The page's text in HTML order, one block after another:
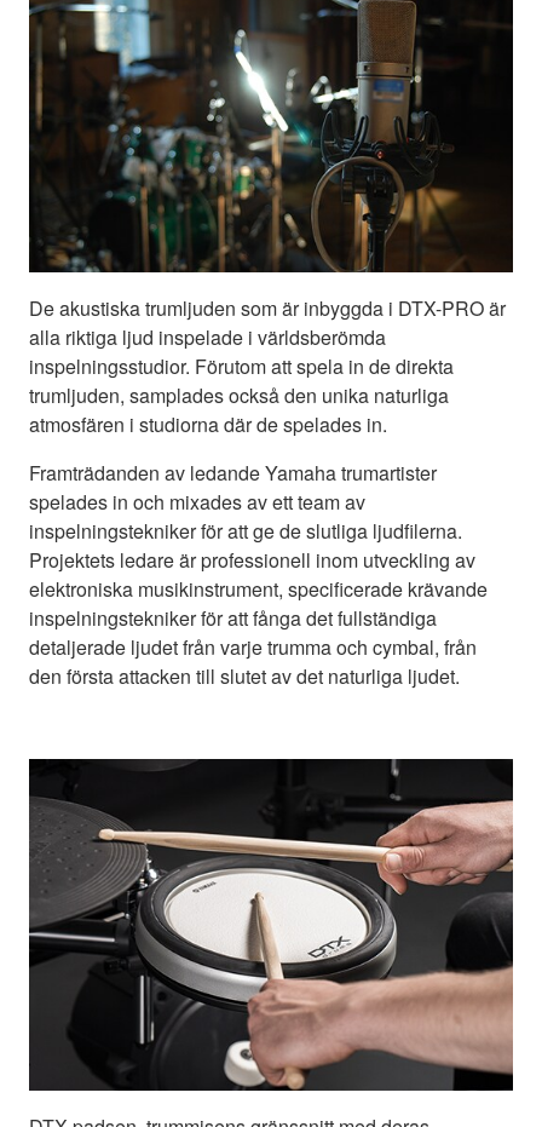
De akustiska trumljuden som är inbyggda i DTX-PRO är
alla riktiga ljud inspelade i världsberömda
inspelningsstudior. Förutom att spela in de direkta
trumljuden, samplades också den unika naturliga
atmosfären i studiorna där de spelades in.
Framträdanden av ledande Yamaha trumartister
spelades in och mixades av ett team av
inspelningstekniker för att ge de slutliga ljudfilerna.
Projektets ledare är professionell inom utveckling av
elektroniska musikinstrument, specificerade krävande
inspelningstekniker för att fånga det fullständiga
detaljerade ljudet från varje trumma och cymbal, från
den första attacken till slutet av det naturliga ljudet.